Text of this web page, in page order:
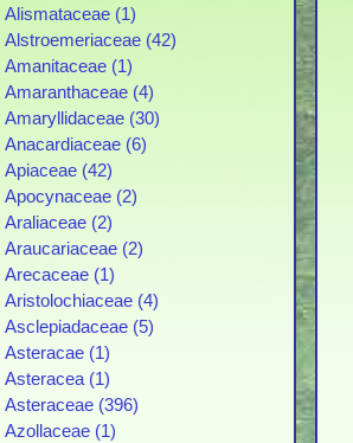
Alismataceae (1)
Alstroemeriaceae (42)
Amanitaceae (1)
Amaranthaceae (4)
Amaryllidaceae (30)
Anacardiaceae (6)
Apiaceae (42)
Apocynaceae (2)
Araliaceae (2)
Araucariaceae (2)
Arecaceae (1)
Aristolochiaceae (4)
Asclepiadaceae (5)
Asteracae (1)
Asteracea (1)
Asteraceae (396)
Azollaceae (1)